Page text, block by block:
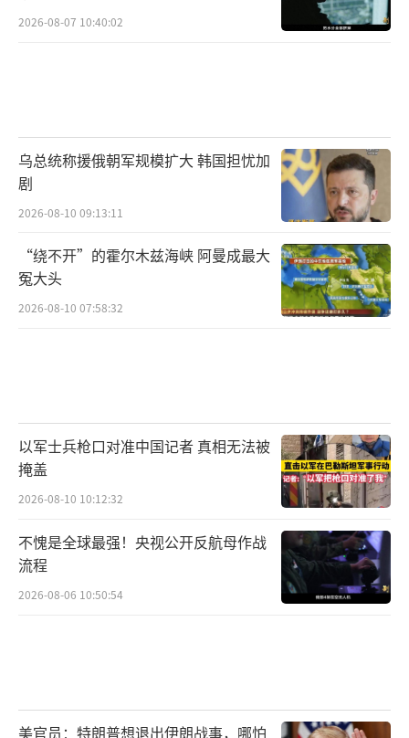
2026-08-07 10:40:02
乌总统称援俄朝军规模扩大 韩国担忧加
剧
2026-08-10 09:13:11
“绕不开”的霍尔木兹海峡 阿曼成最大
冤大头
2026-08-10 07:58:32
以军士兵枪口对准中国记者 真相无法被
掩盖
2026-08-10 10:12:32
不愧是全球最强！央视公开反航母作战
流程
2026-08-06 10:50:54
美官员：特朗普想退出伊朗战事，哪怕